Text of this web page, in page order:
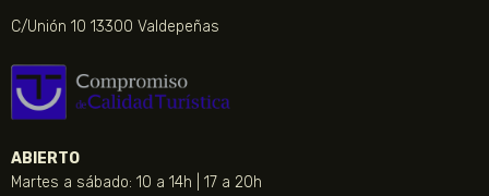
C/Unión 10 13300 Valdepeñas
ABIERTO
Martes a sábado: 10 a 14h | 17 a 20h